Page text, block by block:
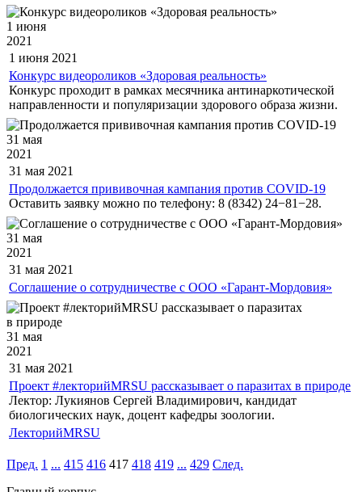
1 июня
2021
1 июня 2021
Конкурс видеороликов «Здоровая реальность»
Конкурс проходит в рамках месячника антинаркотической
направленности и популяризации здорового образа жизни.
31 мая
2021
31 мая 2021
Продолжается прививочная кампания против COVID-19
Оставить заявку можно по телефону: 8 (8342) 24−81−28.
31 мая
2021
31 мая 2021
Соглашение о сотрудничестве с ООО «Гарант-Мордовия»
31 мая
2021
31 мая 2021
Проект #лекторийMRSU рассказывает о паразитах в природе
Лектор: Лукиянов Сергей Владимирович, кандидат
биологических наук, доцент кафедры зоологии.
ЛекторийMRSU
Пред. 1 ... 415 416 417 418 419 ... 429 След.